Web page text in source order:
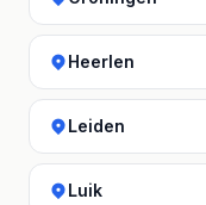
Heerlen
Leiden
Luik